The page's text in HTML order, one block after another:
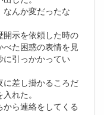
なんか変だったな
開示を依頼した時の
た困惑の表情を見
に引っかかってい
差し掛かるころだ
れた。
から連絡をしてくる